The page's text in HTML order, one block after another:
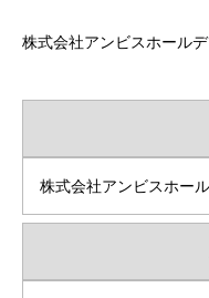
株式会社アンビスホール
株式会社アンビスホー